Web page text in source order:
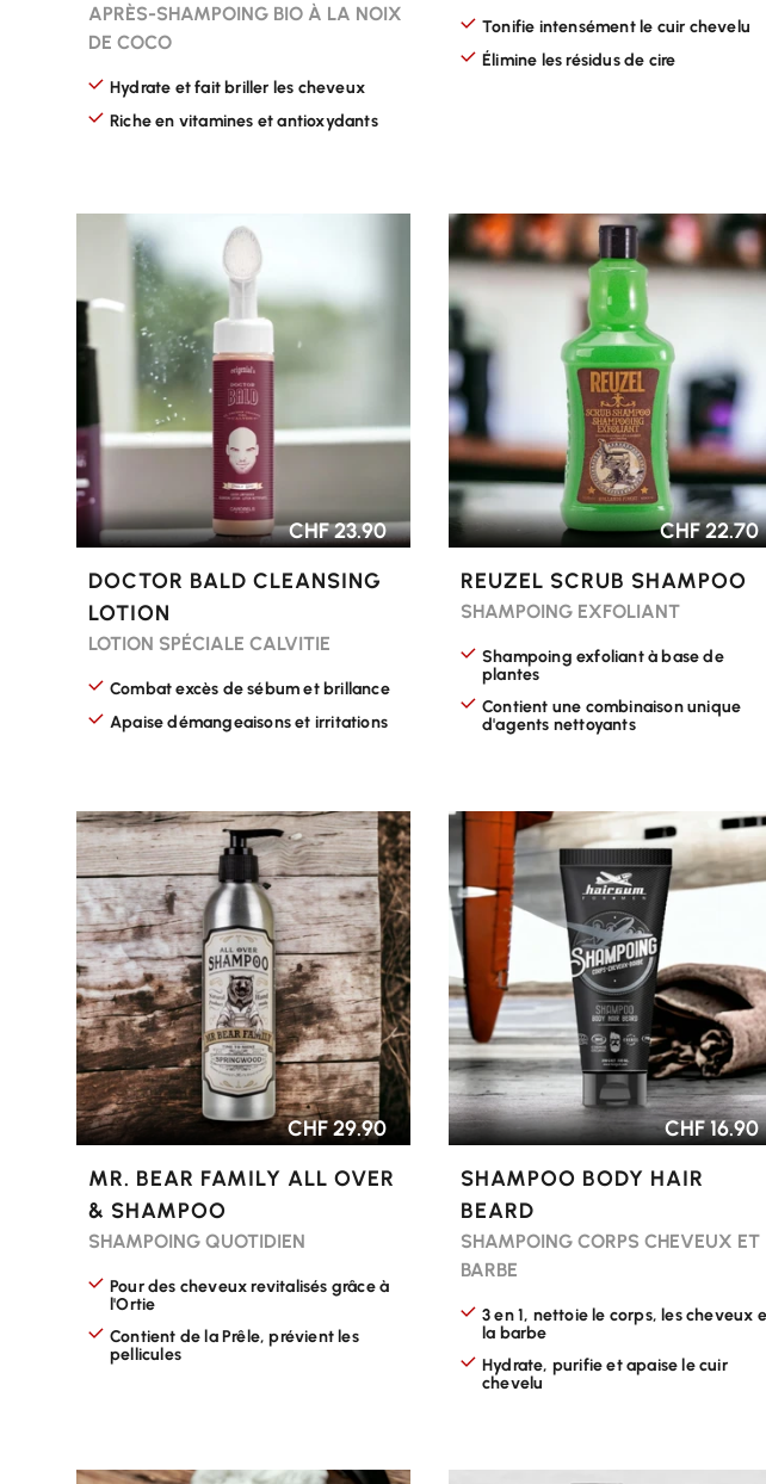
APRÈS-SHAMPOING BIO À LA NOIX
DE COCO
Hydrate et fait briller les cheveux
Riche en vitamines et antioxydants
Tonifie intensément le cuir chevelu
Élimine les résidus de cire
CHF 23.90
CHOISIR LES OPTIONS
DOCTOR BALD CLEANSING
LOTION
LOTION SPÉCIALE CALVITIE
Combat excès de sébum et brillance
Apaise démangeaisons et irritations
CHF 22.70
CHOISIR LES OPTIONS
REUZEL SCRUB SHAMPOO
SHAMPOING EXFOLIANT
Shampoing exfoliant à base de
plantes
Contient une combinaison unique
d'agents nettoyants
CHF 29.90
CHOISIR LES OPTIONS
MR. BEAR FAMILY ALL OVER
& SHAMPOO
SHAMPOING QUOTIDIEN
Pour des cheveux revitalisés grâce à
l'Ortie
Contient de la Prêle, prévient les
pellicules
CHF 16.90
CHOISIR LES OPTIONS
SHAMPOO BODY HAIR
BEARD
SHAMPOING CORPS CHEVEUX ET
BARBE
3 en 1, nettoie le corps, les cheveux
la barbe
Hydrate, purifie et apaise le cuir
chevelu